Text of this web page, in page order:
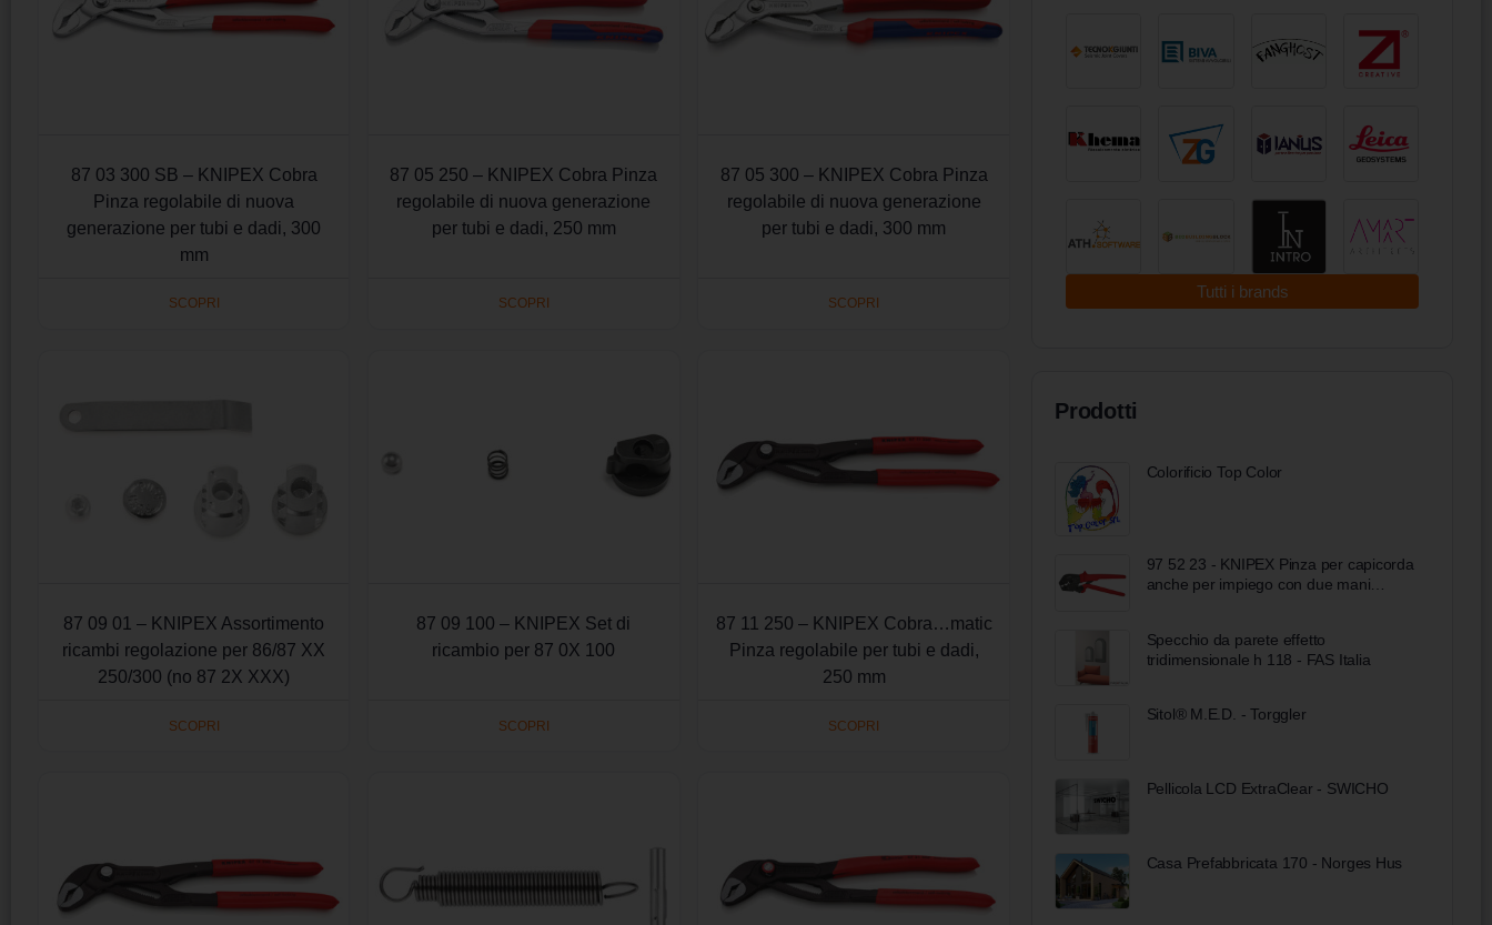
87 03 300 SB – KNIPEX Cobra
Pinza regolabile di nuova
generazione per tubi e dadi, 300
mm
SCOPRI
87 05 250 – KNIPEX Cobra Pinza
regolabile di nuova generazione
per tubi e dadi, 250 mm
SCOPRI
87 05 300 – KNIPEX Cobra Pinza
regolabile di nuova generazione
per tubi e dadi, 300 mm
SCOPRI
87 09 01 – KNIPEX Assortimento
ricambi regolazione per 86/87 XX
250/300 (no 87 2X XXX)
SCOPRI
87 09 100 – KNIPEX Set di
ricambio per 87 0X 100
SCOPRI
87 11 250 – KNIPEX Cobra…matic
Pinza regolabile per tubi e dadi,
250 mm
SCOPRI
Tutti i brands
Prodotti
Colorificio Top Color
97 52 23 - KNIPEX Pinza per capicorda
anche per impiego con due mani
Specchio da parete effetto
tridimensionale h 118 - FAS Italia
Sitol® M.E.D. - Torggler
Pellicola LCD ExtraClear - SWICHO
Casa Prefabbricata 170 - Norges Hus